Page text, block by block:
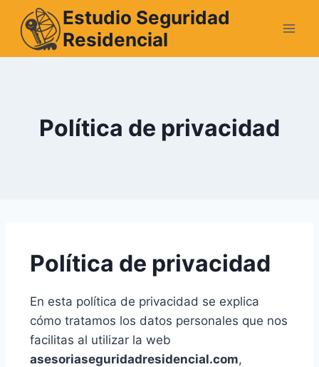
Estudio Seguridad
Residencial
Política de privacidad
Política de privacidad
En esta política de privacidad se explica
cómo tratamos los datos personales que nos
facilitas al utilizar la web
asesoriaseguridadresidencial.com,